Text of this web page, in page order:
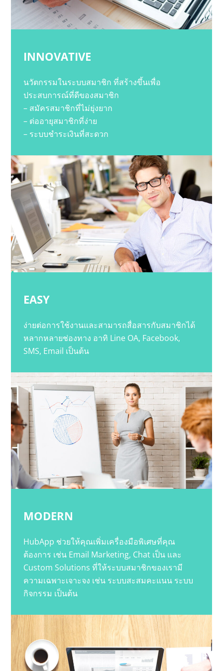
INNOVATIVE
นวัตกรรมในระบบสมาชิก ที่สร้างขึ้นเพื่อ
ประสบการณ์ที่ดีของสมาชิก
– สมัครสมาชิกที่ไม่ยุ่งยาก
– ต่ออายุสมาชิกที่ง่าย
– ระบบชำระเงินที่สะดวก
EASY
ง่ายต่อการใช้งานและสามารถสื่อสารกับสมาชิกได้
หลากหลายช่องทาง อาทิ Line OA, Facebook,
SMS, Email เป็นต้น
MODERN
HubApp ช่วยให้คุณเพิ่มเครื่องมือพิเศษที่คุณ
ต้องการ เช่น Email Marketing, Chat เป็น และ
Custom Solutions ที่ให้ระบบสมาชิกของเรามี
ความเฉพาะเจาะจง เช่น ระบบสะสมคะแนน ระบบ
กิจกรรม เป็นต้น